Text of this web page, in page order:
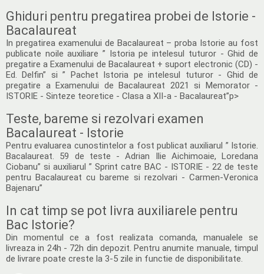
Ghiduri pentru pregatirea probei de Istorie -
Bacalaureat
In pregatirea examenului de Bacalaureat – proba Istorie au fost
publicate noile auxiliare ” Istoria pe intelesul tuturor - Ghid de
pregatire a Examenului de Bacalaureat + suport electronic (CD) -
Ed. Delfin” si ” Pachet Istoria pe intelesul tuturor - Ghid de
pregatire a Examenului de Bacalaureat 2021 si Memorator -
ISTORIE - Sinteze teoretice - Clasa a XII-a - Bacalaureat”p>
Teste, bareme si rezolvari examen
Bacalaureat - Istorie
Pentru evaluarea cunostintelor a fost publicat auxiliarul ” Istorie.
Bacalaureat. 59 de teste - Adrian Ilie Aichimoaie, Loredana
Ciobanu” si auxiliarul ” Sprint catre BAC - ISTORIE - 22 de teste
pentru Bacalaureat cu bareme si rezolvari - Carmen-Veronica
Bajenaru”
In cat timp se pot livra auxiliarele pentru
Bac Istorie?
Din momentul ce a fost realizata comanda, manualele se
livreaza in 24h - 72h din depozit. Pentru anumite manuale, timpul
de livrare poate creste la 3-5 zile in functie de disponibilitate.